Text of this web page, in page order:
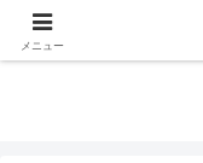
日々を綴
メニュー